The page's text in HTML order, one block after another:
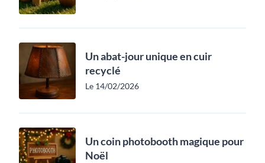
Un abat-jour unique en cuir
recyclé
Le 14/02/2026
Un coin photobooth magique pour
Noël